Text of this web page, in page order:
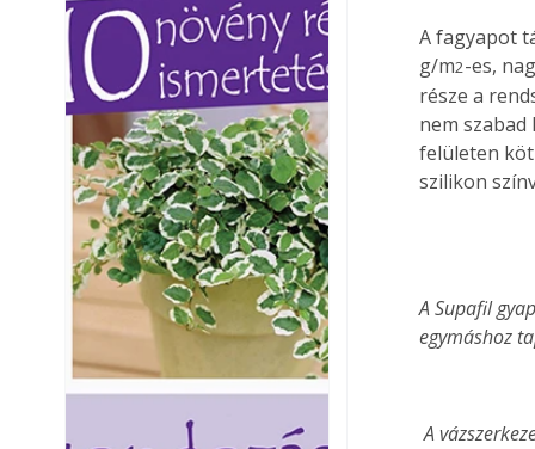
A fagyapot
g/m2-es,
része a
nem
felületen
szilikon
A Supafil
egymáshoz
A